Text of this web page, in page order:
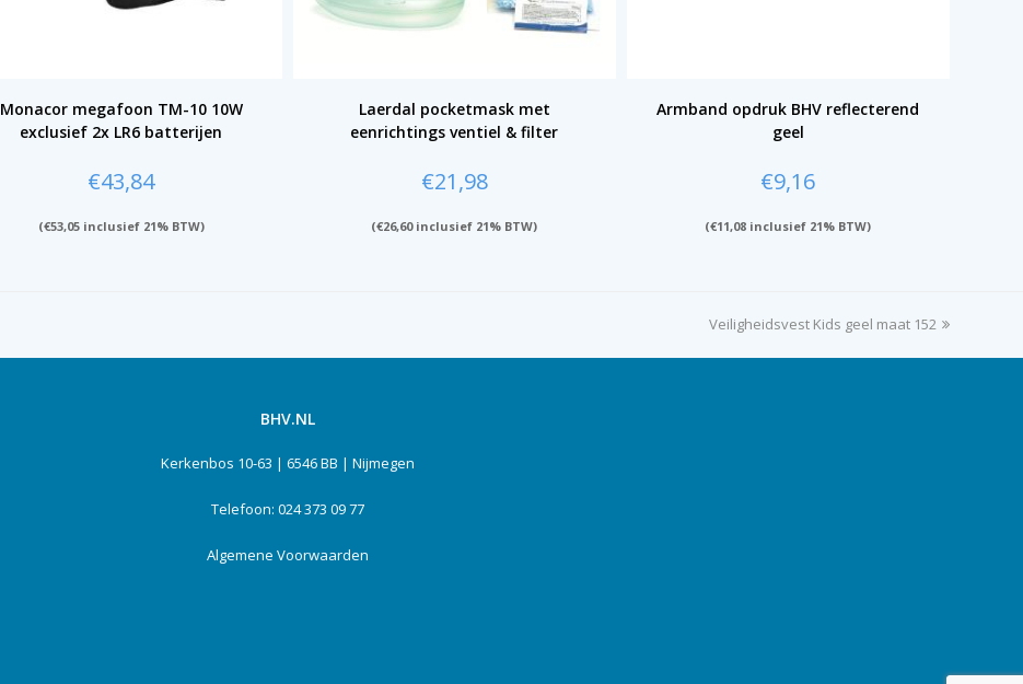
Monacor megafoon TM-10 10W
exclusief 2x LR6 batterijen
€43,84
(€53,05inclusief 21% BTW)
Laerdal pocketmask met
eenrichtings ventiel & filter
€21,98
(€26,60inclusief 21% BTW)
Armband opdruk BHV reflecterend
geel
€9,16
(€11,08 inclusief 21% BTW)
next
Veiligheidsvest Kids geel maat 152
BHV.NL
Kerkenbos 10-63 | 6546 BB | Nijmegen
Telefoon: 024 373 09 77
Algemene Voorwaarden